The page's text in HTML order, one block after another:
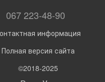
067 223-48-90
информация
Полная версия сайта
©2018-2025